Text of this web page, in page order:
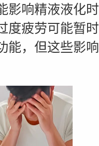
影响精液液化时
度疲劳可能暂时
能，但这些影响